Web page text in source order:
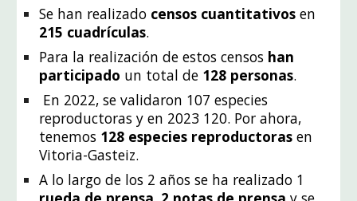
Se han realizado censos cuantitativosen
215 cuadrículas.
Para la realización de estos censos han
participado un total de 128 personas.
En 2022, se validaron 107 especies
reproductoras y en 2023 120. Por ahora,
tenemos 128 especies reproductoras en
Vitoria-Gasteiz.
A lo largo de los 2 años se ha realizado 1